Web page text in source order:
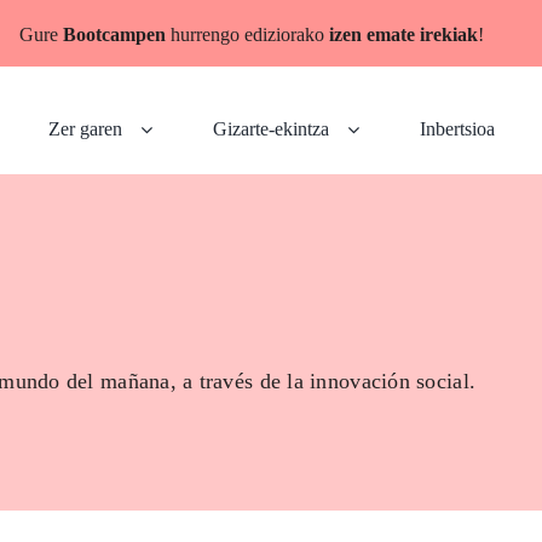
Gure Bootcampen hurrengo ediziorako izen emate irekiak!
Zer garen Gizarte-ekintza Inbertsioa
del mañana, a través de la innovación social.